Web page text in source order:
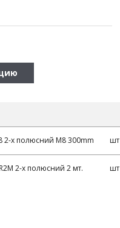
2-х полюсний M8 300mm шт
2-х полюсний 2 мт. шт